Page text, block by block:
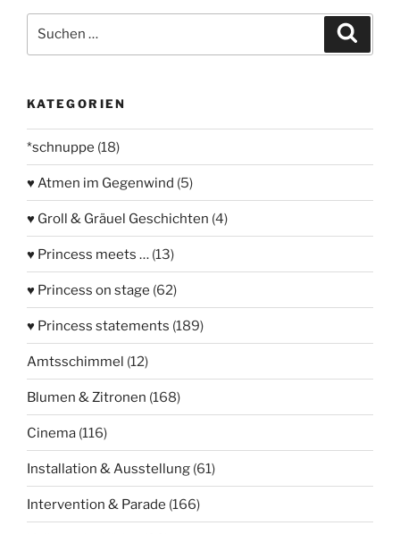
nach:
KATEGORIEN
*schnuppe (18)
♥ Atmen im Gegenwind (5)
♥ Groll & Gräuel Geschichten (4)
♥ Princess meets … (13)
♥ Princess on stage (62)
♥ Princess statements (189)
Amtsschimmel (12)
Blumen & Zitronen (168)
Cinema (116)
Installation & Ausstellung (61)
Intervention & Parade (166)